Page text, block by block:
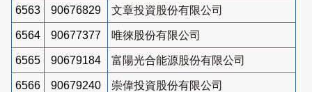
6563 90676829 文章投資股份有限公司
6564 90677377 唯徠股份有限公司
6565 90679184 富陽光合能源股份有限公司
6566 90679240 崇偉投資股份有限公司